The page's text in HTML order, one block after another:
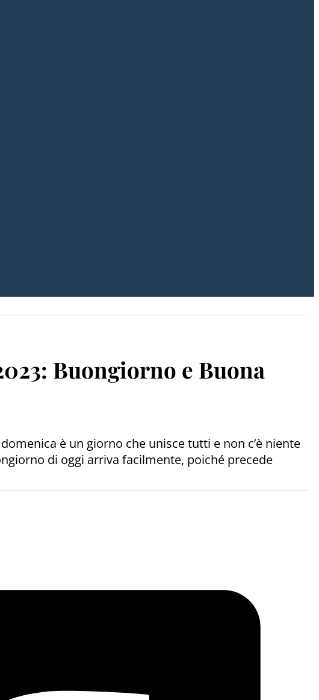
Buongiorno e Buona
è un giorno che unisce tutti e non c’è niente
di oggi arriva facilmente, poiché precede